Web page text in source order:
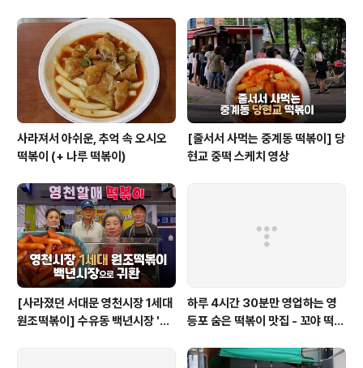
사라져서 아쉬운, 추억 속 오시오
떡볶이 (+ 나루 떡볶이)
[줄서서 사먹는 중계동 떡볶이] 당
현교 중떡 스케치 영상
[사라졌던 서대문 영천시장 1세대
원조떡볶이] 수유동 백년시장 '영
하루 4시간 30분만 영업하는 영
등포 숨은 떡볶이 맛집 - 꼬야 떡볶